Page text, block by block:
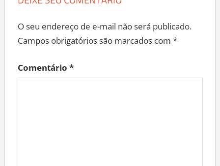
O seu endereço de e-mail não será publicado.
Campos obrigatórios são marcados com *
Comentário *